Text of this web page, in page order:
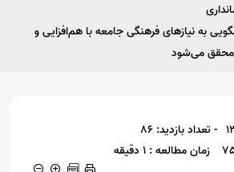
به نیازهای فرهنگی جامعه با هم‌افزایی و
محقق می‌شود
- تعداد بازدید: 86
زمان مطالعه : 1 دقیقه